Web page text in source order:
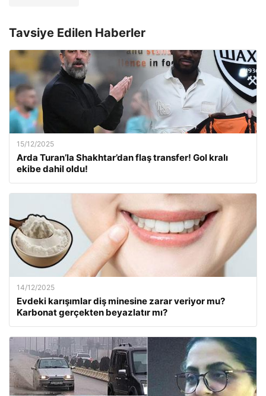
Tavsiye Edilen Haberler
15/12/2025
Arda Turan’la Shakhtar’dan flaş transfer! Gol kralı
ekibe dahil oldu!
14/12/2025
Evdeki karışımlar diş minesine zarar veriyor mu?
Karbonat gerçekten beyazlatır mı?